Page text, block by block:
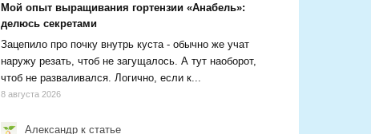
Мой опыт выращивания гортензии «Анабель»:
делюсь секретами
Зацепило про почку внутрь куста - обычно же учат
наружу резать, чтоб не загущалось. А тут наоборот,
чтоб не разваливался. Логично, если к...
8 августа 2026
Александр к статье